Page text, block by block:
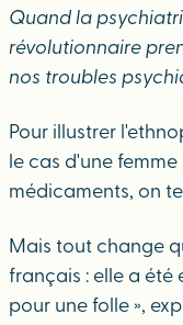
Quand la
révolutionnaire
nos troubles
Pour illustrer
le cas d'une
médicaments, on
Mais tout change
français : elle a été
pour une folle »,